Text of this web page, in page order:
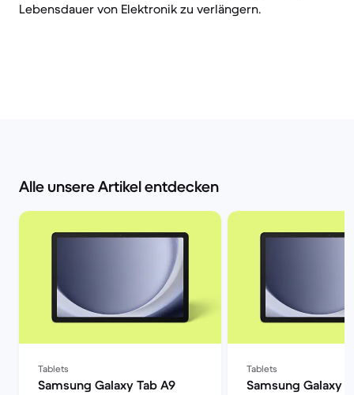
Lebensdauer von Elektronik zu verlängern.
Alle unsere Artikel entdecken
Tablets
Samsung Galaxy Tab A9
Tablets
Samsung Galaxy